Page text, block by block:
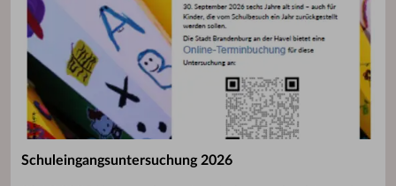
Schuleingangsuntersuchung 2026